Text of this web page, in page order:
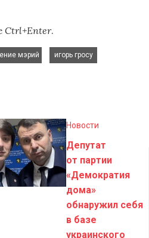
Ctrl+Enter.
мэрий
игорь гросу
Новости
Депутат
от партии
«Демократия
дома»
обнаружил себя
в базе
украинского